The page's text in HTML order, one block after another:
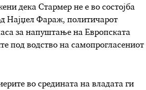
дека Стармер не е во состојба
Најџел Фараж, политичарот
за напуштање на Европската
под водство на самопрогласениот
во средината на владата ги